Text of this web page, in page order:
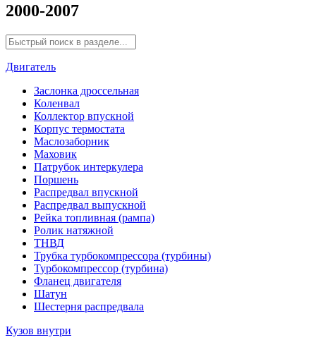
2000-2007
Двигатель
Заслонка дроссельная
Коленвал
Коллектор впускной
Корпус термостата
Маслозаборник
Маховик
Патрубок интеркулера
Поршень
Распредвал впускной
Распредвал выпускной
Рейка топливная (рампа)
Ролик натяжной
ТНВД
Трубка турбокомпрессора (турбины)
Турбокомпрессор (турбина)
Фланец двигателя
Шатун
Шестерня распредвала
Кузов внутри